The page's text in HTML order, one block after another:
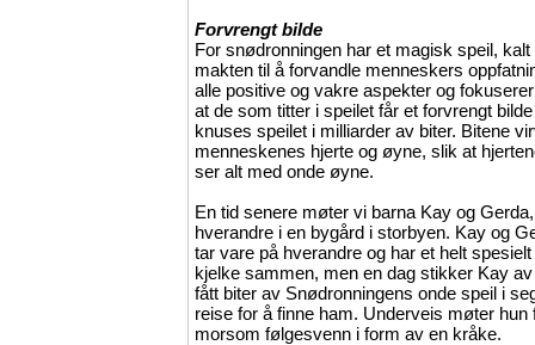
Forvrengt bilde
For snødronningen har et magisk speil,
makten til å forvandle menneskers
alle positive og vakre aspekter og
at de som titter i speilet får et forvrengt
knuses speilet i milliarder av biter. Bitene
menneskenes hjerte og øyne, slik at
ser alt med onde øyne.
En tid senere møter vi barna Kay og
hverandre i en bygård i storbyen. Kay og
tar vare på hverandre og har et helt
kjelke sammen, men en dag stikker Kay
fått biter av Snødronningens onde speil i
reise for å finne ham. Underveis møter hun
morsom følgesvenn i form av en kråke.